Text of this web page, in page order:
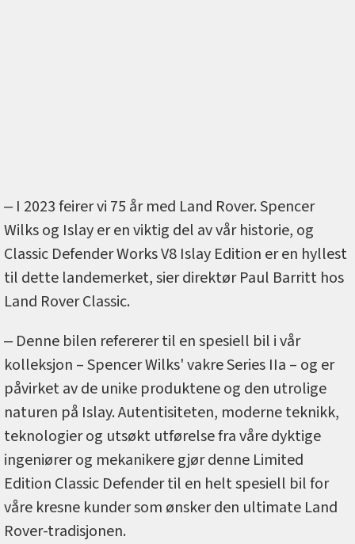
‒ I 2023 feirer vi 75 år med Land Rover. Spencer
Wilks og Islay er en viktig del av vår historie, og
Classic Defender Works V8 Islay Edition er en hyllest
til dette landemerket, sier direktør Paul Barritt hos
Land Rover Classic.
‒ Denne bilen refererer til en spesiell bil i vår
kolleksjon – Spencer Wilks' vakre Series IIa – og er
påvirket av de unike produktene og den utrolige
naturen på Islay. Autentisiteten, moderne teknikk,
teknologier og utsøkt utførelse fra våre dyktige
ingeniører og mekanikere gjør denne Limited
Edition Classic Defender til en helt spesiell bil for
våre kresne kunder som ønsker den ultimate Land
Rover-tradisjonen.